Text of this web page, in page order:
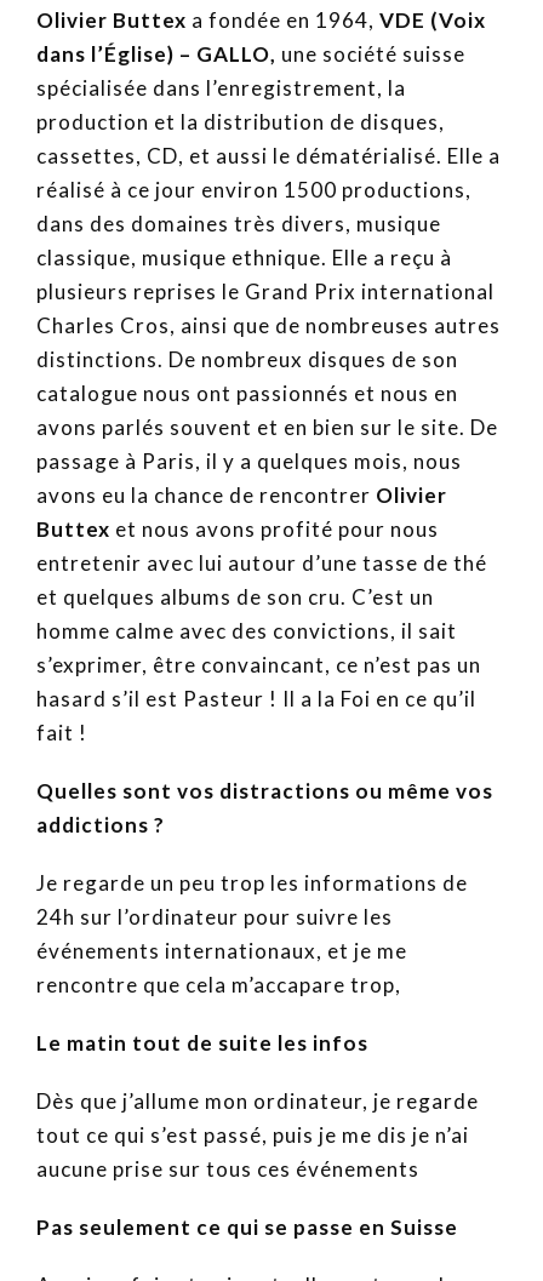
Olivier Buttex a fondée en 1964, VDE (Voix
dans l’Église) – GALLO, une société suisse
spécialisée dans l’enregistrement, la
production et la distribution de disques,
cassettes, CD, et aussi le dématérialisé. Elle a
réalisé à ce jour environ 1500 productions,
dans des domaines très divers, musique
classique, musique ethnique. Elle a reçu à
plusieurs reprises le Grand Prix international
Charles Cros, ainsi que de nombreuses autres
distinctions. De nombreux disques de son
catalogue nous ont passionnés et nous en
avons parlés souvent et en bien sur le site. De
passage à Paris, il y a quelques mois, nous
avons eu la chance de rencontrer Olivier
Buttex et nous avons profité pour nous
entretenir avec lui autour d’une tasse de thé
et quelques albums de son cru. C’est un
homme calme avec des convictions, il sait
s’exprimer, être convaincant, ce n’est pas un
hasard s’il est Pasteur ! Il a la Foi en ce qu’il
fait !
Quelles sont vos distractions ou même vos
addictions ?
Je regarde un peu trop les informations de
24h sur l’ordinateur pour suivre les
événements internationaux, et je me
rencontre que cela m’accapare trop,
Le matin tout de suite les infos
Dès que j’allume mon ordinateur, je regarde
tout ce qui s’est passé, puis je me dis je n’ai
aucune prise sur tous ces événements
Pas seulement ce qui se passe en Suisse